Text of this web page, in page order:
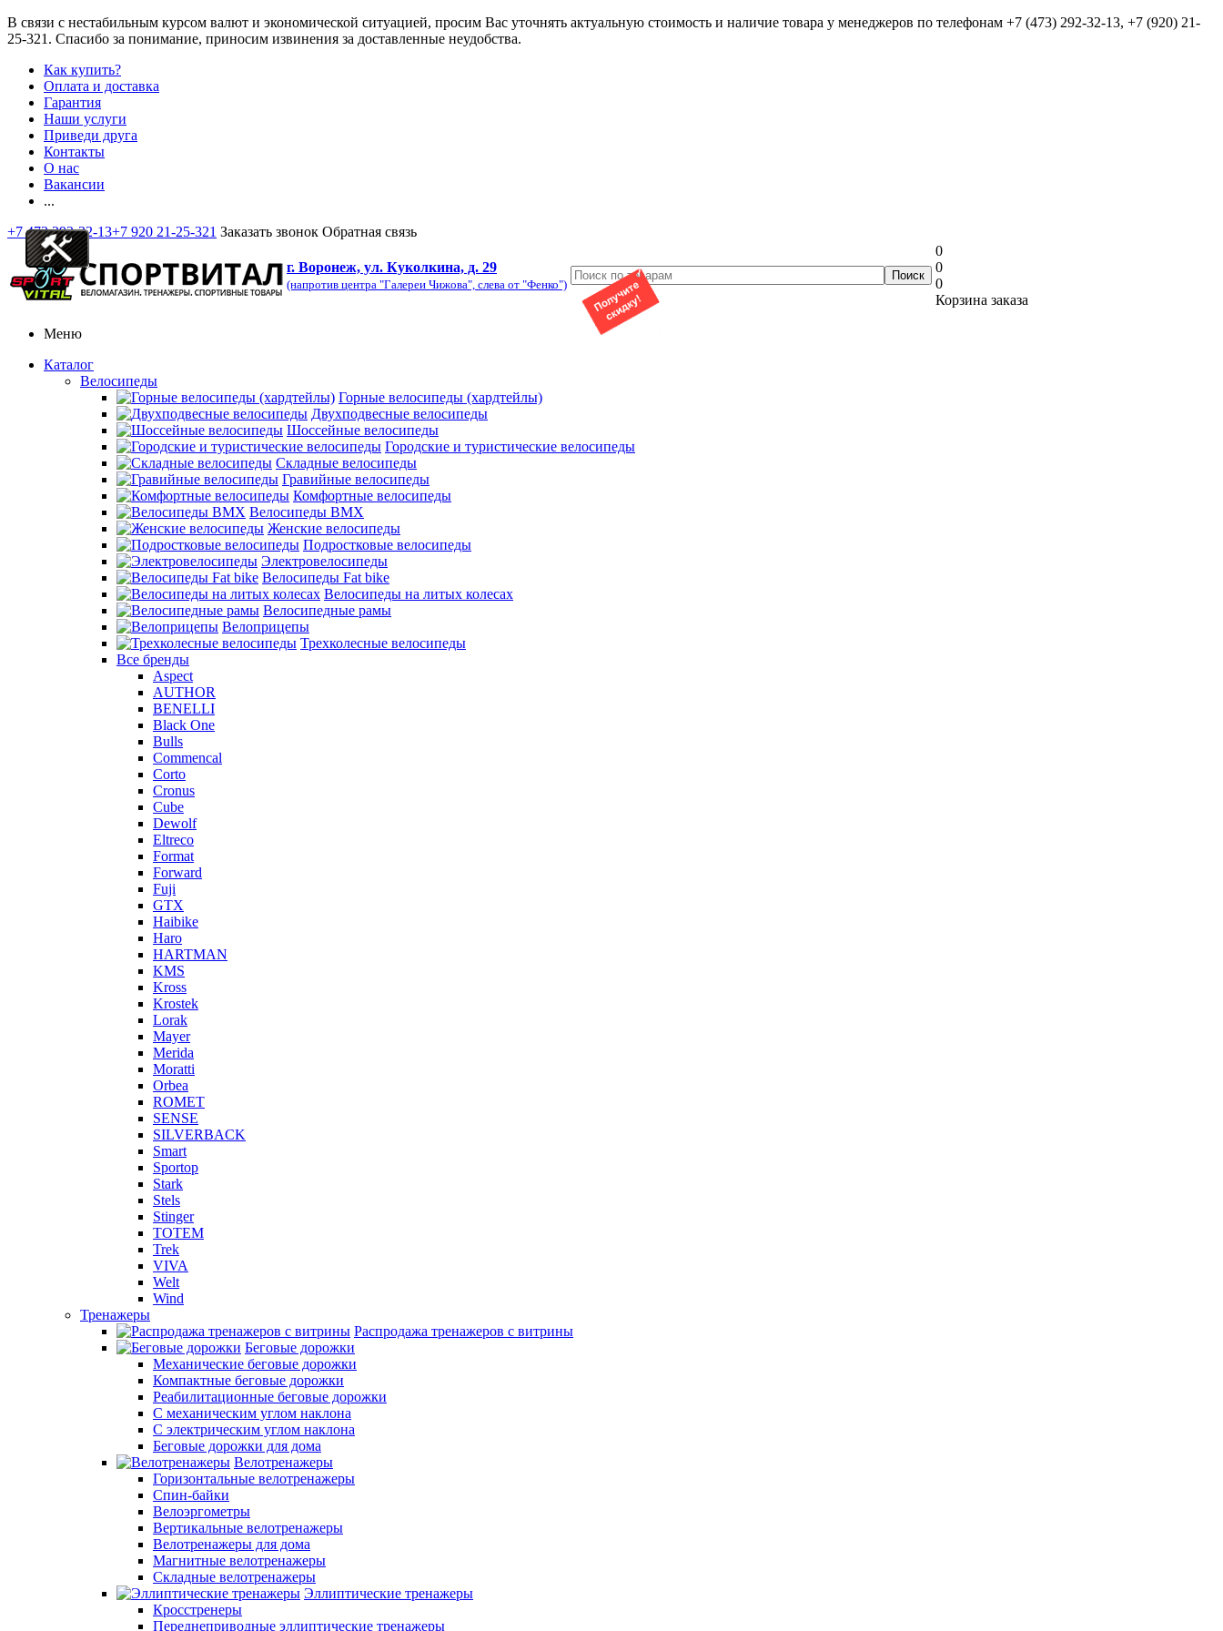
В связи с нестабильным курсом валют и экономической ситуацией, просим Вас уточнять актуальную стоимость и наличие товара у менеджеров по телефонам +7 (473) 292-32-13, +7 (920) 21-
25-321 . Спасибо за понимание, приносим извинения за доставленные неудобства.
Как купить?
Оплата и доставка
Гарантия
Наши услуги
Приведи друга
Контакты
О нас
Вакансии
...
+7 473 292-32-13+7 920 21-25-321 Заказать звонок Обратная связь
г. Воронеж, ул. Куколкина, д. 29
(напротив центра "Галереи Чижова", слева от "Фенко")
0
0
0
Корзина заказа
Меню
Каталог
Велосипеды
Горные велосипеды (хардтейлы)
Двухподвесные велосипеды
Шоссейные велосипеды
Городские и туристические велосипеды
Складные велосипеды
Гравийные велосипеды
Комфортные велосипеды
Велосипеды BMX
Женские велосипеды
Подростковые велосипеды
Электровелосипеды
Велосипеды Fat bike
Велосипеды на литых колесах
Велосипедные рамы
Велоприцепы
Трехколесные велосипеды
Все бренды
Aspect
AUTHOR
BENELLI
Black One
Bulls
Commencal
Corto
Cronus
Cube
Dewolf
Eltreco
Format
Forward
Fuji
GTX
Haibike
Haro
HARTMAN
KMS
Kross
Krostek
Lorak
Mayer
Merida
Moratti
Orbea
ROMET
SENSE
SILVERBACK
Smart
Sportop
Stark
Stels
Stinger
TOTEM
Trek
VIVA
Welt
Wind
Тренажеры
Распродажа тренажеров с витрины
Беговые дорожки
Механические беговые дорожки
Компактные беговые дорожки
Реабилитационные беговые дорожки
С механическим углом наклона
С электрическим углом наклона
Беговые дорожки для дома
Велотренажеры
Горизонтальные велотренажеры
Спин-байки
Велоэргометры
Вертикальные велотренажеры
Велотренажеры для дома
Магнитные велотренажеры
Складные велотренажеры
Эллиптические тренажеры
Кросстренеры
Переднеприводные эллиптические тренажеры